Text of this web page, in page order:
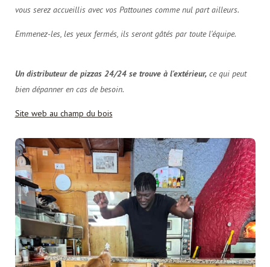
vous serez accueillis avec vos Pattounes comme nul part ailleurs.
Emmenez-les, les yeux fermés, ils seront gâtés par toute l'équipe.
Un distributeur de pizzas 24/24 se trouve à l'extérieur,ce qui peut
bien dépanner en cas de besoin.
Site web au champ du bois